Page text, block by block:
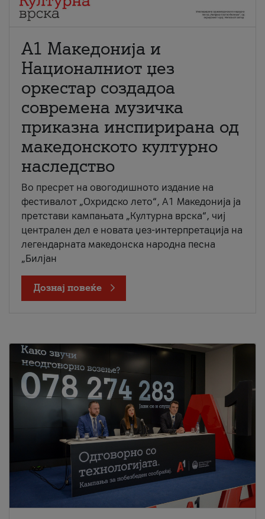
А1 Македонија и
Националниот џез
оркестар создадоа
современа музичка
приказна инспирирана од
македонското културно
наследство
Во пресрет на овогодишното издание на
фестивалот „Охридско лето“, А1 Македонија ја
претстави кампањата „Културна врска“, чиј
централен дел е новата џез-интерпретација на
легендарната македонска народна песна
„Билјан
Дознај повеќе